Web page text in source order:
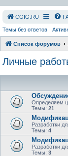
СGIG.RU
Темы без ответов
Список форумов
Личные
Определяем
Темы: 21
Разработки
Темы: 4
Разработки
Темы: 3